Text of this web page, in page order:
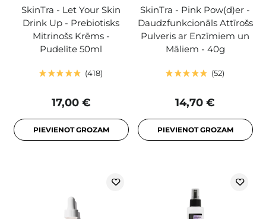
SkinTra - Let Your Skin
Drink Up - Prebiotisks
Mitrinošs Krēms -
Pudelīte 50ml
418
17,00 €
PIEVIENOT GROZAM
SkinTra - Pink Pow(d)er -
Daudzfunkcionāls Attīrošs
Pulveris ar Enzīmiem un
Māliem - 40g
52
14,70 €
PIEVIENOT GROZAM